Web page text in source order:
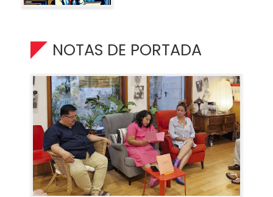
NOTAS DE PORTADA